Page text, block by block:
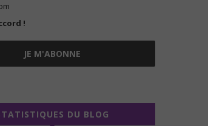
!
DU BLOG